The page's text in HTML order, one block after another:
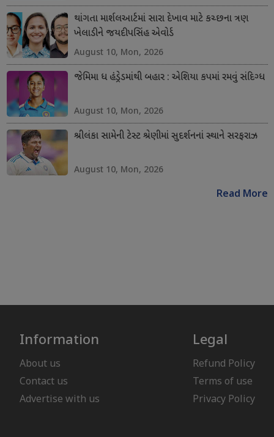
થાંગતા માર્શલઆર્ટમાં સારા દેખાવ માટે કચ્છના ત્રણ
ખેલાડીને જયદીપસિંહ એવોર્ડ
August 10, Mon, 2026
જેમિમા ધ હંડ્રેડમાંથી બહાર : એશિયા કપમાં રમવું સંદિગ્ધ
August 10, Mon, 2026
શ્રીલંકા સામેની ટેસ્ટ શ્રેણીમાં સુદર્શનનાં સ્થાને સરફરાઝ
August 10, Mon, 2026
Read More
Information
About us
Contact us
Advertise with us
Legal
Refund Policy
Terms of use
Privacy Policy